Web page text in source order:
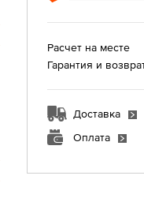
Расчет на месте
Гарантия и
Доставка
Оплата